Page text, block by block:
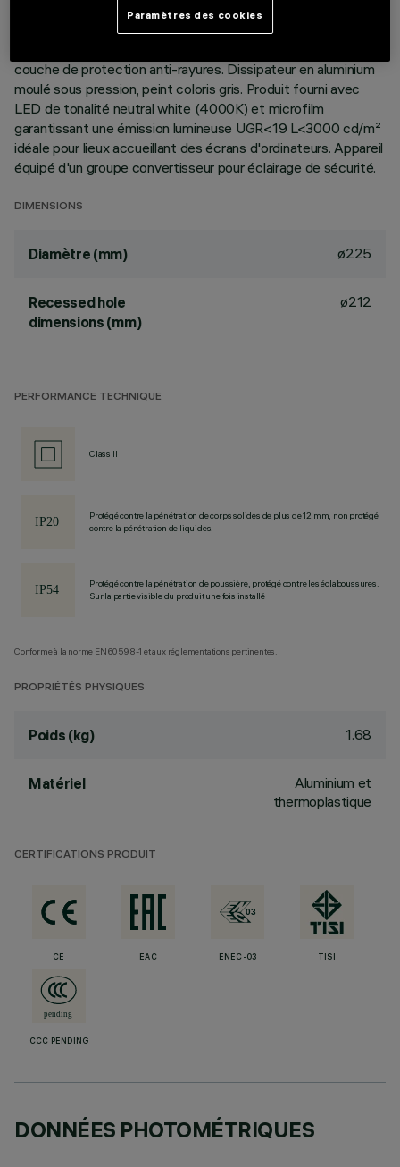
Appareil rond fixe prévu pour l'utilisation de source LED à
technologie C.o.B. Version lampe à poser, avec plaque.
couche de protection anti-rayures. Dissipateur en aluminium
moulé sous pression, peint coloris gris. Produit fourni avec
LED de tonalité neutral white (4000K) et microfilm
garantissant une émission lumineuse UGR<19 L<3000 cd/m²
idéale pour lieux accueillant des écrans d'ordinateurs. Appareil
équipé d'un groupe convertisseur pour éclairage de sécurité.
DIMENSIONS
Diamètre (mm) ø225
Recessed hole
dimensions (mm)
ø212
PERFORMANCE TECHNIQUE
Class II
Protégé contre la pénétration de corps solides de plus de 12 mm, non protégé
contre la pénétration de liquides.
Protégé contre la pénétration de poussière, protégé contre les éclaboussures.
Sur la partie visible du produit une fois installé
Conforme à la norme EN60598-1 et aux réglementations pertinentes.
PROPRIÉTÉS PHYSIQUES
Poids (kg) 1.68
Matériel
Aluminium et
thermoplastique
CERTIFICATIONS PRODUIT
CE EAC ENEC-03 TISI
CCC PENDING
DONNÉES PHOTOMÉTRIQUES
Paramètres des cookies